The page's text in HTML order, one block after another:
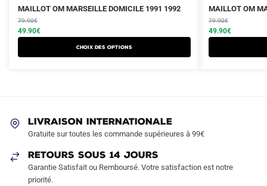
MAILLOT OM MARSEILLE DOMICILE 1991 1992
79.90€
Le
prix
initial
était :
49.90€
Le
prix
actuel
est :
Choix des options
Ce
produit
a
être
choisies
sur
page
MAILLOT OM
79.90€
Le
prix
initial
était :
49.90€
Le
prix
actuel
est :
Ce
produit
a
la
LIVRAISON INTERNATIONALE
Gratuite sur toutes les commande supérieures à 99€
RETOURS SOUS 14 JOURS
Garantie Satisfait ou Remboursé. Votre satisfaction est notre
priorité.